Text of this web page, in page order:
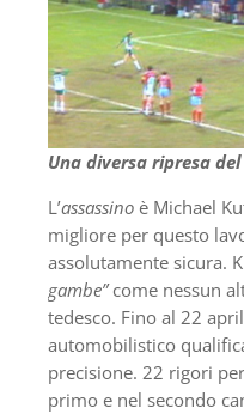
Una diversa ripresa
L’assassino è Michael
migliore per questo
assolutamente sicura.
gambe”come nessun
tedesco. Fino al 22
automobilistico
precisione. 22 rigori
primo e nel secondo